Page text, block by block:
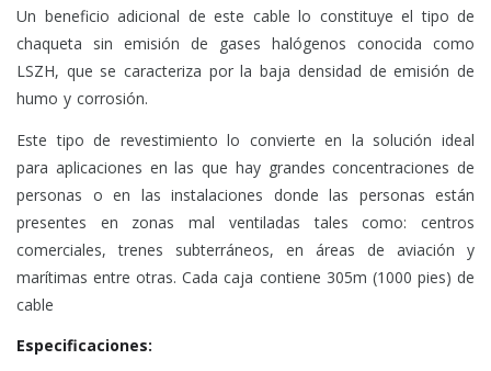
Un beneficio adicional de este cable lo constituye el tipo de
chaqueta sin emisión de gases halógenos conocida como
LSZH, que se caracteriza por la baja densidad de emisión de
humo y corrosión.
Este tipo de revestimiento lo convierte en la solución ideal
para aplicaciones en las que hay grandes concentraciones de
personas o en las instalaciones donde las personas están
presentes en zonas mal ventiladas tales como: centros
comerciales, trenes subterráneos, en áreas de aviación y
marítimas entre otras. Cada caja contiene 305m (1000 pies) de
cable
Especificaciones: